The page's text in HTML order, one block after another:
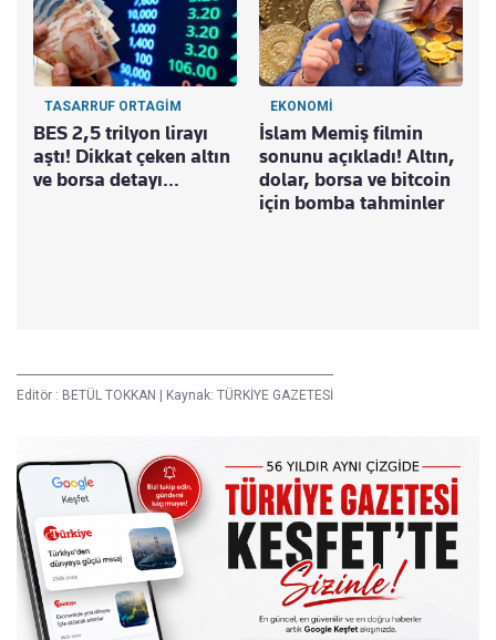
TASARRUF ORTAGİM
BES 2,5 trilyon lirayı
aştı! Dikkat çeken altın
ve borsa detayı…
EKONOMİ
İslam Memiş filmin
sonunu açıkladı! Altın,
dolar, borsa ve bitcoin
için bomba tahminler
Editör : BETÜL TOKKAN Kaynak: TÜRKİYE GAZETESİ